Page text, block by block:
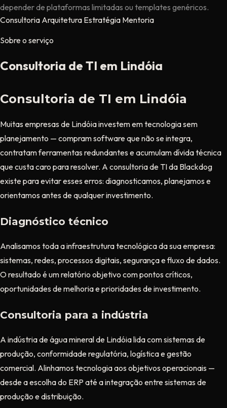
depender de plataformas limitadas ou templates genéricos.
Consultoria Arquitetura Estratégia Mentoria
Sobre o serviço
Consultoria de TI em Lindóia
Consultoria de TI em Lindóia
Muitas empresas de Lindóia investem em tecnologia sem
planejamento — compram software que não se integra,
contratam ferramentas redundantes e acumulam dívida técnica
que custa caro para resolver. A consultoria de TI da Blackdog
existe para evitar esses erros: diagnosticamos, planejamos e
orientamos antes de qualquer investimento.
Diagnóstico técnico
Analisamos toda a infraestrutura tecnológica da sua empresa:
sistemas, redes, processos digitais, segurança e fluxo de dados.
O resultado é um relatório objetivo com pontos críticos,
oportunidades de melhoria e prioridades de investimento.
Consultoria para a indústria
A indústria de água mineral de Lindóia lida com sistemas de
produção, conformidade regulatória, logística e gestão
comercial. Alinhamos tecnologia aos objetivos operacionais —
desde a escolha do ERP até a integração entre sistemas de
produção e distribuição.